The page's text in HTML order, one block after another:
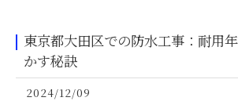
東京都大田区での防水工事：耐用
かす秘訣
2024/12/09